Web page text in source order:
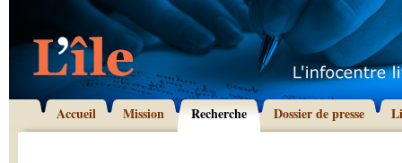
Accueil Mission Recherche Dossier de presse